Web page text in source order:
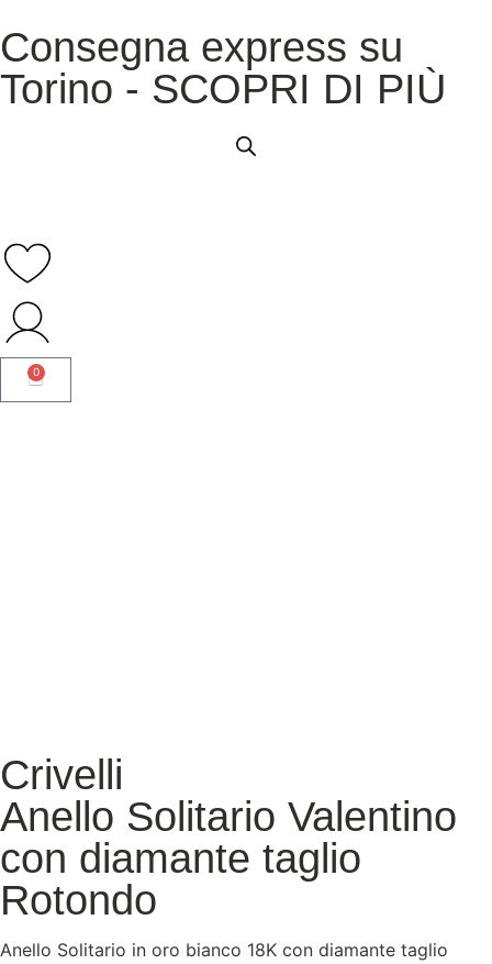
Consegna express su
Torino - SCOPRI DI PIÙ
0
Crivelli
Anello Solitario Valentino
con diamante taglio
Rotondo
Anello Solitario in oro bianco 18K con diamante taglio